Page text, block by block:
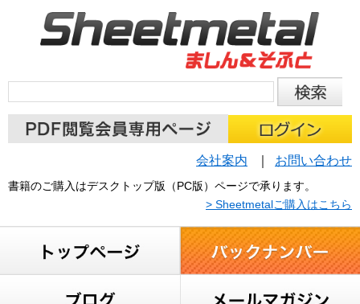
会社案内 お問い合わせ
書籍のご購入はデスクトップ版（PC版）ページで承ります。
> Sheetmetalご購入はこちら